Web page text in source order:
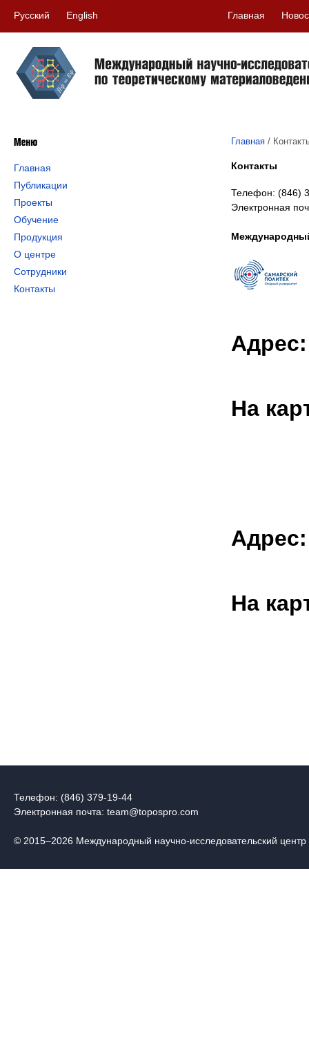
Русский English Главная
Главная
Публикации
Проекты
Обучение
Продукция
О центре
Сотрудники
Контакты
Главная /
Контакты
Телефон: (846)
Электронная
Адрес:
На
Адрес:
На
Телефон: (846) 379-19-44
Электронная почта: team@topospro.com
© 2015–2026 Международный научно-исследовательский